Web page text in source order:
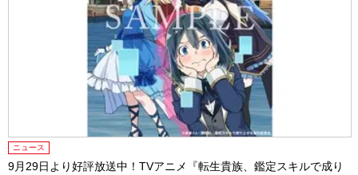
ニュース
9月29日より好評放送中！TVアニメ『転生貴族、鑑定スキルで成り